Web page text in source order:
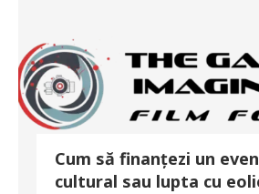
Cum să finanțezi un
cultural sau lupta cu